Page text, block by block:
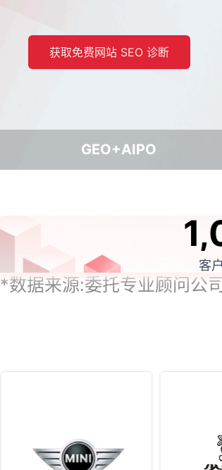
获取免费网站 SEO 诊断
GEO+AIPO
客
*数据来源:委托专业顾问公